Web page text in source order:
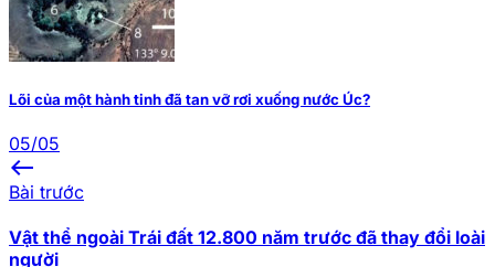
Lõi của một hành tinh đã tan vỡ rơi xuống nước Úc?
05/05
west
Bài trước
Vật thể ngoài Trái đất 12.800 năm trước đã thay đổi loài
người